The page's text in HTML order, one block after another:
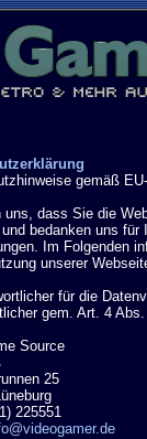
gemäß
uns, dass Sie die
bedanken uns
Im Folgenden
unserer
für die
gem. Art. 4
Source
25
225551